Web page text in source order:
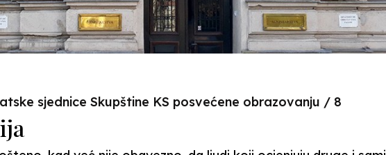
sjednice Skupštine KS posvećene obrazovanju / 8